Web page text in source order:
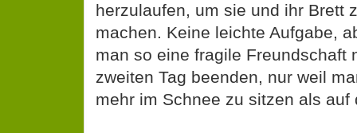
herzulaufen, um sie und ihr Brett
machen. Keine leichte Aufgabe,
man so eine fragile Freundschaft
zweiten Tag beenden, nur weil
mehr im Schnee zu sitzen als auf